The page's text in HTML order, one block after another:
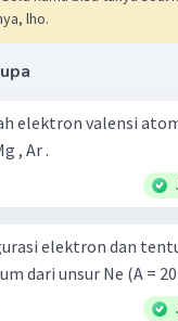
lho.
elektron valensi
, Ar .
elektron dan
dari unsur Ne (A = 20